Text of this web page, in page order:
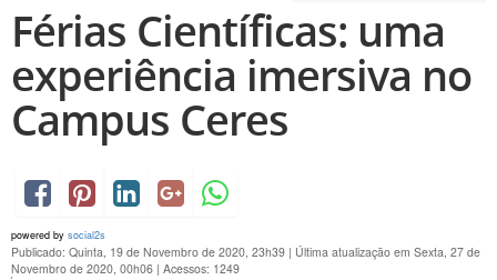
Férias Científicas: uma
experiência imersiva no
Campus Ceres
powered by social2s
Publicado: Quinta, 19 de Novembro de 2020, 23h39 | Última atualização em Sexta, 27 de
Novembro de 2020, 00h06 | Acessos: 1249